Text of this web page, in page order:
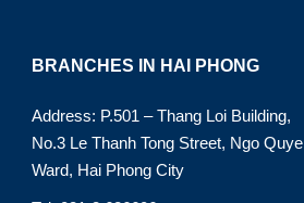
BRANCHES IN HAI PHONG
Address: P.501 – Thang Loi Building,
No.3 Le Thanh Tong Street, Ngo Quye
Ward, Hai Phong City